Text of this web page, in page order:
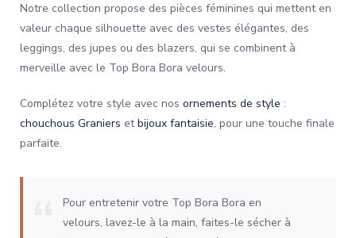
Notre collection propose des pièces féminines qui mettent en
valeur chaque silhouette avec des vestes élégantes, des
leggings, des jupes ou des blazers, qui se combinent à
merveille avec le Top Bora Bora velours.
Complétez votre style avec nos ornements de style :
chouchous Graniers etbijoux fantaisie, pour une touche finale
parfaite.
Pour entretenir votre Top Bora Bora en
velours, lavez-le à la main, faites-le sécher à